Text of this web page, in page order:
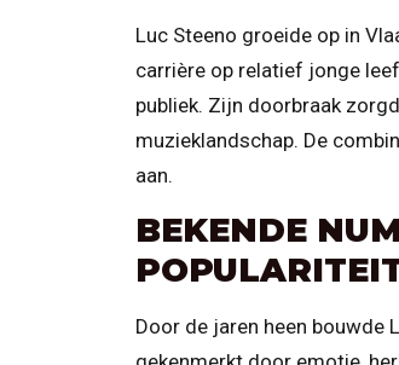
Luc Steeno groeide op in
carrière op relatief jonge
publiek. Zijn doorbraak
muzieklandschap. De
aan.
BEKENDE
Door de jaren heen bouwde